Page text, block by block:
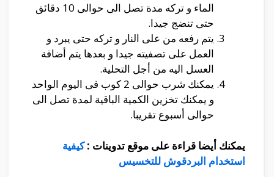
الماء و تركه مدة تصل الى حوالى 10 دقائق
حتى تنضج جيدا.
يتم رفعه من على النار و تركه حتى يبرد و
العمل على تصفيته جيدا و بعدها يتم أضافة
العسل اليه من أجل التحلية.
يمكنك شرب حوالى 2 كوب فى اليوم الواحد
و يمكنك تخزين الكمية الباقية لمدة تصل الى
حوالى أسبوع تقريبا.
يمكنك أيضا قراءة على موقع تدوينات :كيفية
استخدام البردقوش للتخسيس